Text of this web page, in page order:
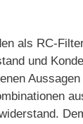
als RC-
und